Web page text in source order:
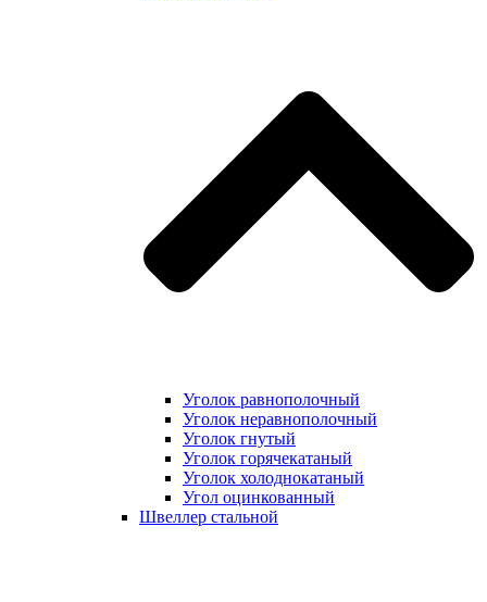
Уголок равнополочный
Уголок неравнополочный
Уголок гнутый
Уголок горячекатаный
Уголок холоднокатаный
Угол оцинкованный
Швеллер стальной